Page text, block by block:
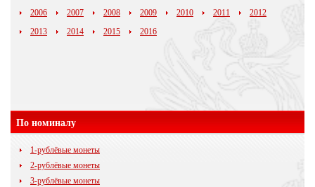
2006
2007 2008 2009 2010 2011
2012
2013
2014 2015 2016
По номиналу
1-рублёвые монеты
2-рублёвые монеты
3-рублёвые монеты